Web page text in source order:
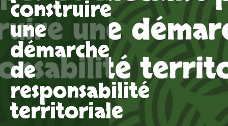
construire
une
démarche
de
responsabilité
territoriale